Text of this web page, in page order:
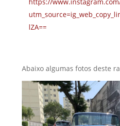
lZA==
Abaixo algumas fotos deste